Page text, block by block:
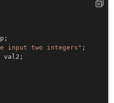
;
input two integers" ;
val2 ;